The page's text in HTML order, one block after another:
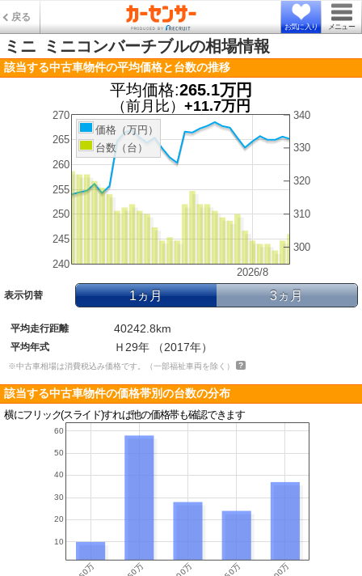
戻る
お気に入り メニュー
ミニ ミニコンバーチブルの相場情報
該当する中古車物件の平均価格と台数の推移
平均価格:265.1万円
（前月比） +11.7万円
2026/8
240
245
250
255
260
265
270
300
310
320
330
340
価格（万円）
台数（台）
表示切替 1ヵ月 3ヵ月
平均走行距離 40242.8km
平均年式 Ｈ29年 （2017年）
※中古車相場は消費税込み価格です。（一部福祉車両を除く）
該当する中古車物件の価格帯別の台数の分布
横にフリック(スライド)すれば他の価格帯も確認できます